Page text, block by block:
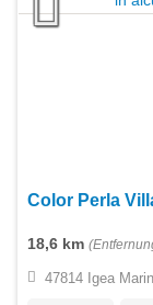
Color Perla
18,6 km
47814 Igea